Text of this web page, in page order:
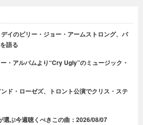
イのビリー・ジョー・アームストロング、バ
語る
・アルバムより“Cry Ugly”のミュージック・
ド・ローゼズ、トロント公演でクリス・ステ
選ぶ今週聴くべきこの曲：2026/08/07